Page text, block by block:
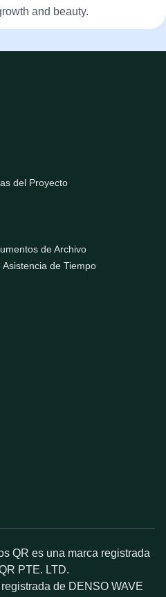
and beauty.
del Proyecto
de Archivo
de Tiempo
QR es una marca registrada
PTE. LTD.
de DENSO WAVE